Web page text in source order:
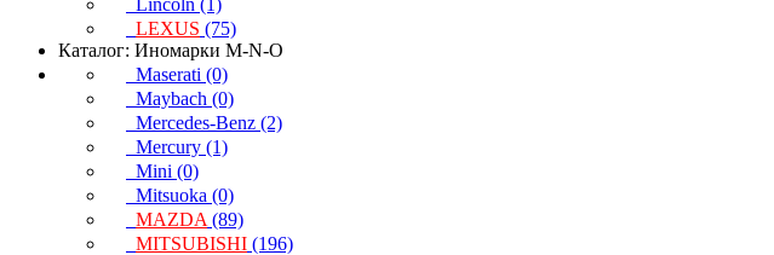
LEXUS (75)
Каталог: Иномарки M-N-O
Maserati (0)
Maybach (0)
Mercedes-Benz (2)
Mercury (1)
Mini (0)
Mitsuoka (0)
MAZDA (89)
MITSUBISHI (196)